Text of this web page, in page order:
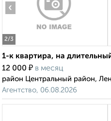
2/3
‹
1-к квартира, на
12 000 ₽ в месяц
район Центральный район,
Агентство, 06.08.2026